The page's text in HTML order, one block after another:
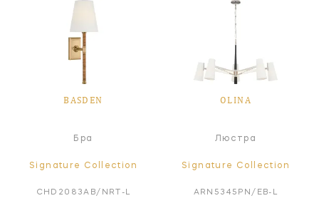
BASDEN
Бра
Signature Collection
CHD2083AB/NRT-L
OLINA
Люстра
Signature Collection
ARN5345PN/EB-L